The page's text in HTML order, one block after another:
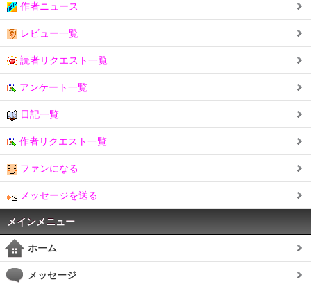
作者ニュース
レビュー一覧
読者リクエスト一覧
アンケート一覧
日記一覧
作者リクエスト一覧
ファンになる
メッセージを送る
メインメニュー
ホーム
メッセージ